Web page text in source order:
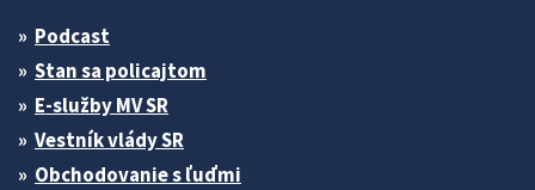
Podcast
Stan sa policajtom
E-služby MV SR
Vestník vlády SR
Obchodovanie s ľuďmi